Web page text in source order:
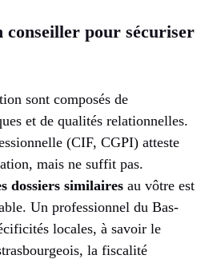
conseiller pour sécuriser
sont composés de
et de qualités relationnelles.
(CIF, CGPI) atteste
mais ne suffit pas.
dossiers similaires au vôtre est
Un professionnel du Bas-
locales, à savoir le
la fiscalité